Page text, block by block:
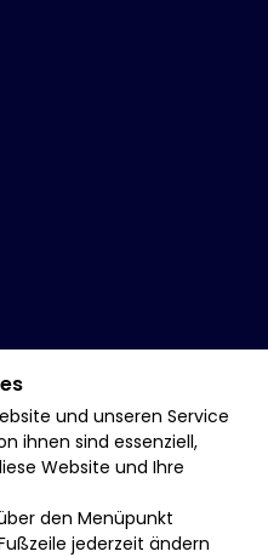
und unseren Service
ihnen sind essenziell,
Website und Ihre
den Menüpunkt
jederzeit ändern